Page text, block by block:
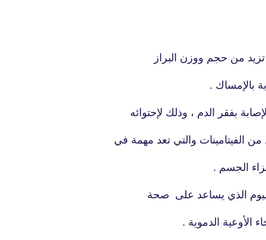
تزيد من حجم ووزن البراز
بالإمساك .
بفقر الدم ، وذلك لإحتوائه
الفيتامينات والتي تعد مهمة في
الجسم .
الذي يساعد على صحة
الأوعية الدموية .